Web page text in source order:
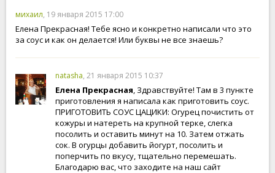
михаил, 19 января 2015 17:00
Елена Прекрасная! Тебе ясно и конкретно написали что это
за соус и как он делается! Или буквы не все знаешь?
natasha, 21 января 2015 10:37
Елена Прекрасная, Здравствуйте! Там в 3 пункте
приготовления я написала как приготовить соус.
ПРИГОТОВИТЬ СОУС ЦАЦИКИ: Огурец почистить от
кожуры и натереть на крупной терке, слегка
посолить и оставить минут на 10. Затем отжать
сок. В огурцы добавить йогурт, посолить и
поперчить по вкусу, тщательно перемешать.
Благодарю вас, что заходите на наш сайт